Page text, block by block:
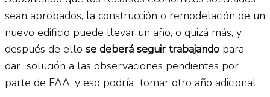
sean aprobados, la construcción o remodelación de un
nuevo edificio puede llevar un año, o quizá más, y
después de ello se deberá seguir trabajando para
dar solución a las observaciones pendientes por
parte de FAA, y eso podría tomar otro año adicional.